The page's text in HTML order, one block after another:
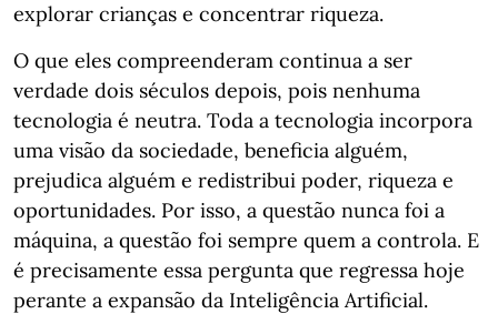
explorar crianças e concentrar riqueza.
O que eles compreenderam continua a ser
verdade dois séculos depois, pois nenhuma
tecnologia é neutra. Toda a tecnologia incorpora
uma visão da sociedade, beneficia alguém,
prejudica alguém e redistribui poder, riqueza e
oportunidades. Por isso, a questão nunca foi a
máquina, a questão foi sempre quem a controla. E
é precisamente essa pergunta que regressa hoje
perante a expansão da Inteligência Artificial.